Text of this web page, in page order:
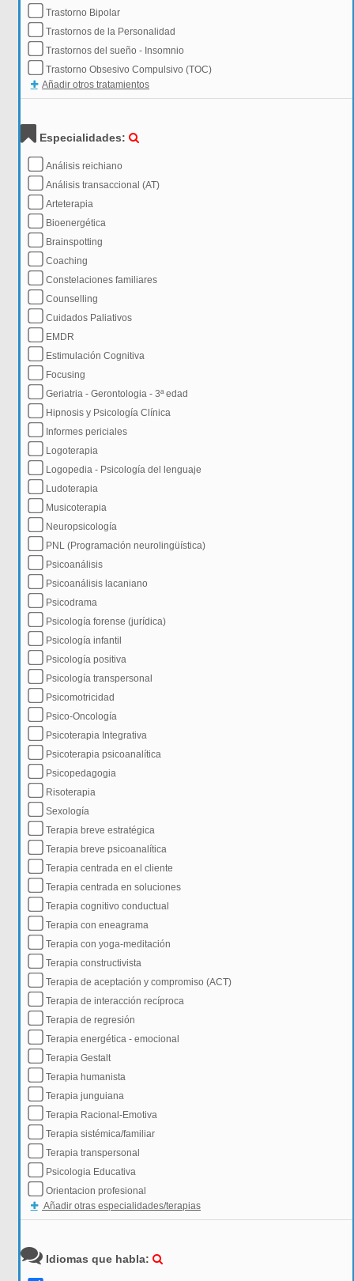
Trastorno Bipolar
Trastornos de la Personalidad
Trastornos del sueño - Insomnio
Trastorno Obsesivo Compulsivo (TOC)
Añadir otros tratamientos
Especialidades:
Análisis reichiano
Análisis transaccional (AT)
Arteterapia
Bioenergética
Brainspotting
Coaching
Constelaciones familiares
Counselling
Cuidados Paliativos
EMDR
Estimulación Cognitiva
Focusing
Geriatria - Gerontologia - 3ª edad
Hipnosis y Psicología Clínica
Informes periciales
Logoterapia
Logopedia - Psicología del lenguaje
Ludoterapia
Musicoterapia
Neuropsicología
PNL (Programación neurolingüística)
Psicoanálisis
Psicoanálisis lacaniano
Psicodrama
Psicología forense (jurídica)
Psicología infantil
Psicología positiva
Psicología transpersonal
Psicomotricidad
Psico-Oncología
Psicoterapia Integrativa
Psicoterapia psicoanalítica
Psicopedagogia
Risoterapia
Sexología
Terapia breve estratégica
Terapia breve psicoanalítica
Terapia centrada en el cliente
Terapia centrada en soluciones
Terapia cognitivo conductual
Terapia con eneagrama
Terapia con yoga-meditación
Terapia constructivista
Terapia de aceptación y compromiso (ACT)
Terapia de interacción recíproca
Terapia de regresión
Terapia energética - emocional
Terapia Gestalt
Terapia humanista
Terapia junguiana
Terapia Racional-Emotiva
Terapia sistémica/familiar
Terapia transpersonal
Psicologia Educativa
Orientacion profesional
Añadir otras especialidades/terapias
Idiomas que habla: